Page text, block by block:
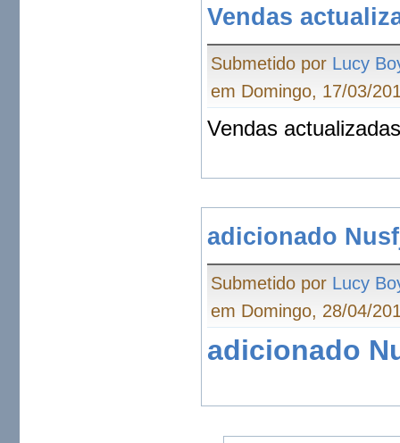
Vendas
Submetido por Lucy
em Domingo, 17/03/
Vendas
adicionado
Submetido por Lucy
em Domingo, 28/04/
adicionado